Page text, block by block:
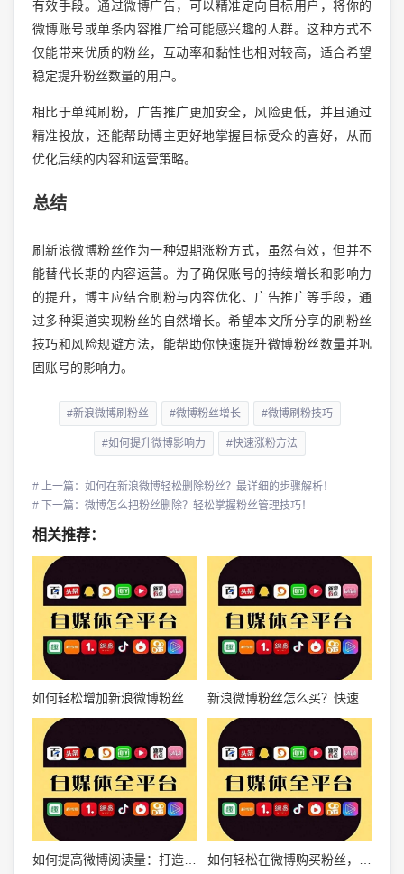
有效手段。通过微博广告，可以精准定向目标用户，将你的
微博账号或单条内容推广给可能感兴趣的人群。这种方式不
仅能带来优质的粉丝，互动率和黏性也相对较高，适合希望
稳定提升粉丝数量的用户。
相比于单纯刷粉，广告推广更加安全，风险更低，并且通过
精准投放，还能帮助博主更好地掌握目标受众的喜好，从而
优化后续的内容和运营策略。
总结
刷新浪微博粉丝作为一种短期涨粉方式，虽然有效，但并不
能替代长期的内容运营。为了确保账号的持续增长和影响力
的提升，博主应结合刷粉与内容优化、广告推广等手段，通
过多种渠道实现粉丝的自然增长。希望本文所分享的刷粉丝
技巧和风险规避方法，能帮助你快速提升微博粉丝数量并巩
固账号的影响力。
#新浪微博刷粉丝 #微博粉丝增长 #微博刷粉技巧
#如何提升微博影响力 #快速涨粉方法
# 上一篇：如何在新浪微博轻松删除粉丝？最详细的步骤解析！
# 下一篇：微博怎么把粉丝删除？轻松掌握粉丝管理技巧！
相关推荐：
新浪微博粉丝怎么买？快速提升影响力的秘诀
如何提高微博阅读量：打造高效社交媒体策略